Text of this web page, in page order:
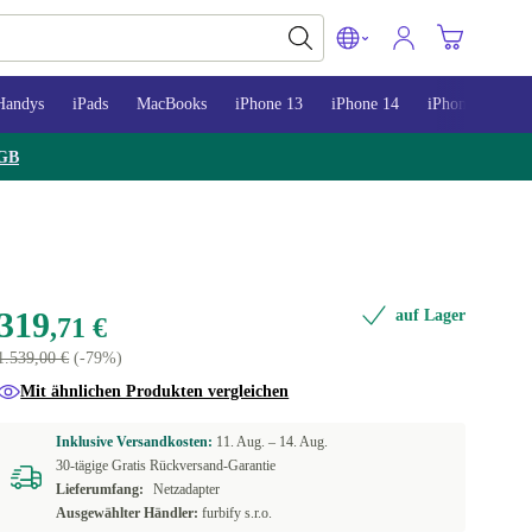
iPads MacBooks iPhone 13 iPhone 14 iPhone 15
,71 €
€(-79%)
auf Lager
Mit ähnlichen Produkten vergleichen
Inklusive Versandkosten: 11. Aug. – 14. Aug.
30-tägige Gratis Rückversand-Garantie
Lieferumfang:
Netzadapter
Ausgewählter Händler: furbify s.r.o.